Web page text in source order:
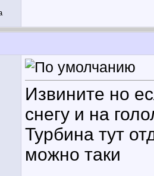
Извините но
снегу и на
Турбина тут
можно таки